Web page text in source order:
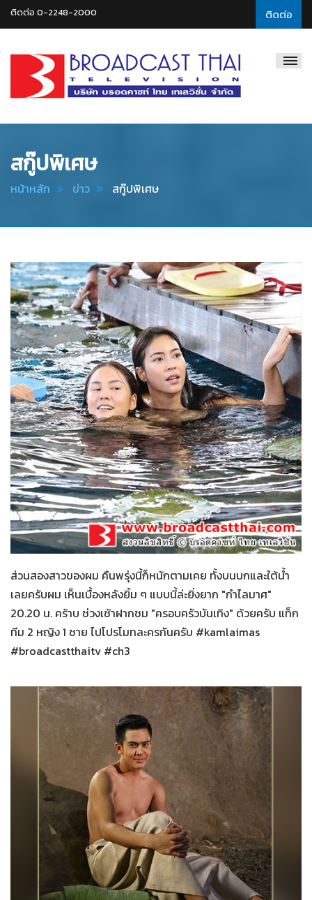
ติดต่อ
ติดต่อ 0-2248-2000
Thai
สกู๊ปพิเศษ
หน้าหลัก ข่าว สกู๊ปพิเศษ
31-01-2559 กำไลมาศ
ส่วนสองสาวของผม คืนพรุ่งนี้ก็หนักตามเคย ทั้งบนบกและใต้น้ำ
เลยครับผม เห็นเบื้องหลังยิ้ม ๆ แบบนี้ล่ะยิ่งยาก "กำไลมาศ"
20.20 น. คร้าบ ช่วงเช้าฝากชม "ครอบครัวบันเทิง" ด้วยครับ แท็ก
ทีม 2 หญิง 1 ชาย ไปโปรโมทละครกันครับ #kamlaimas
#broadcastthaitv #ch3